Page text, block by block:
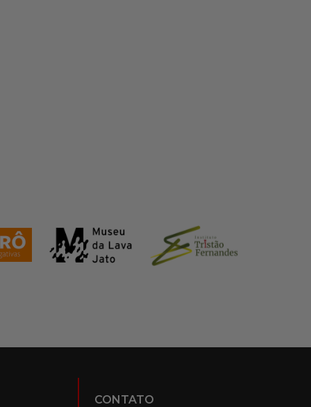
CONTATO